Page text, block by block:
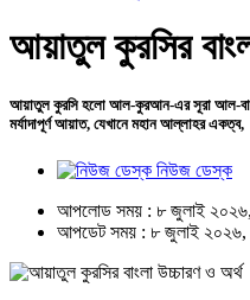
আয়াতুল কুরসির
আয়াতুল কুরসি হলো আল-কুরআন-এর সূরা আল-
মর্যাদাপূর্ণ আয়াত, যেখানে মহান আল্লাহর একত্ব,
নিউজ ডেস্ক
আপলোড সময় : ৮ জুলাই
আপডেট সময় : ৮ জুলাই ২০২৬,